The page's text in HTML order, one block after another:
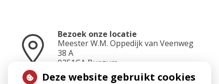
Bezoek onze locatie
Meester W.M. Oppedijk van Veenweg
38 A
9251GA Burgum
Deze website gebruikt cookies